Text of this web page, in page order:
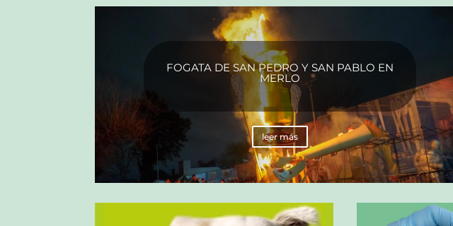
FOGATA DE SAN PEDRO Y SAN PABLO EN
MERLO
leer más